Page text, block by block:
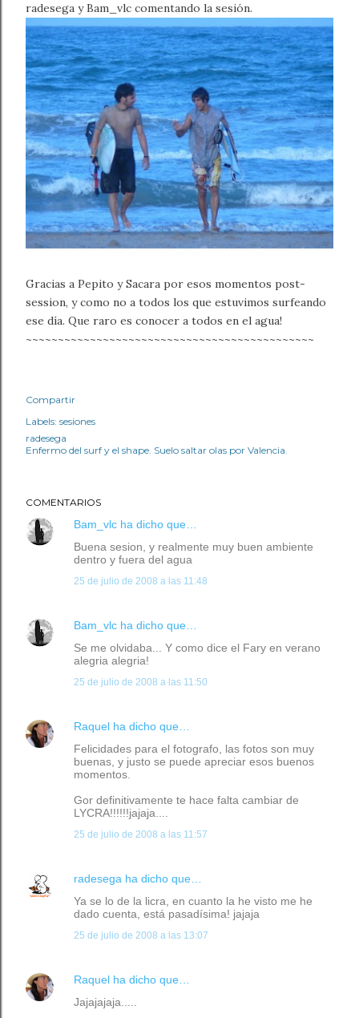
radesega y Bam_vlc comentando la sesión.
Gracias a Pepito y Sacara por esos momentos post-
session, y como no a todos los que estuvimos surfeando
ese día. Que raro es conocer a todos en el agua!
~~~~~~~~~~~~~~~~~~~~~~~~~~~~~~~~~~~~~~~~~~~~~
Compartir
Labels: sesiones
radesega
Enfermo del surf y el shape. Suelo saltar olas por Valencia.
COMENTARIOS
Bam_vlc ha dicho que…
Buena sesion, y realmente muy buen ambiente
dentro y fuera del agua
25 de julio de 2008 a las 11:48
Bam_vlc ha dicho que…
Se me olvidaba... Y como dice el Fary en verano
alegria alegria!
25 de julio de 2008 a las 11:50
Raquel ha dicho que…
Felicidades para el fotografo, las fotos son muy
buenas, y justo se puede apreciar esos buenos
momentos.
Gor definitivamente te hace falta cambiar de
LYCRA!!!!!!jajaja....
25 de julio de 2008 a las 11:57
radesega ha dicho que…
Ya se lo de la licra, en cuanto la he visto me he
dado cuenta, está pasadísima! jajaja
25 de julio de 2008 a las 13:07
Raquel ha dicho que…
Jajajajaja.....